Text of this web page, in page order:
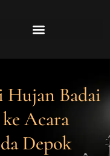
Hujan Badai
Acara
Depok